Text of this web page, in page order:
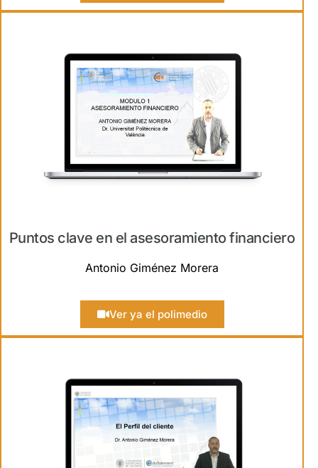
Puntos clave en el asesoramiento financiero
Antonio Giménez Morera
Ver ya el polimedio